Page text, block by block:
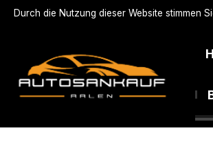
Durch die Nutzung dieser Website stimmen